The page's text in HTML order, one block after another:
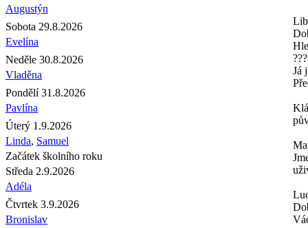
Augustýn
Sobota 29.8.2026
Evelína
Neděle 30.8.2026
Vladěna
Pondělí 31.8.2026
Pavlína
Úterý 1.9.2026
Linda, Samuel
Začátek školního roku
Středa 2.9.2026
Adéla
Čtvrtek 3.9.2026
Bronislav
Já